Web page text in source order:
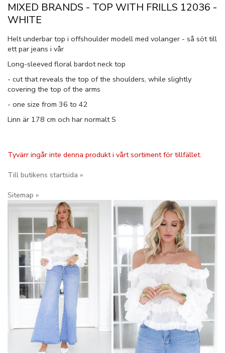
MIXED BRANDS - TOP WITH FRILLS 12036 -
WHITE
Helt underbar top i offshoulder modell med volanger - så söt till
ett par jeans i vår
Long-sleeved floral bardot neck top
- cut that reveals the top of the shoulders, while slightly
covering the top of the arms
- one size from 36 to 42
Linn är 178 cm och har normalt S
Tyvärr ingår inte denna produkt i vårt sortiment för tillfället.
Till butikens startsida »
Sitemap »